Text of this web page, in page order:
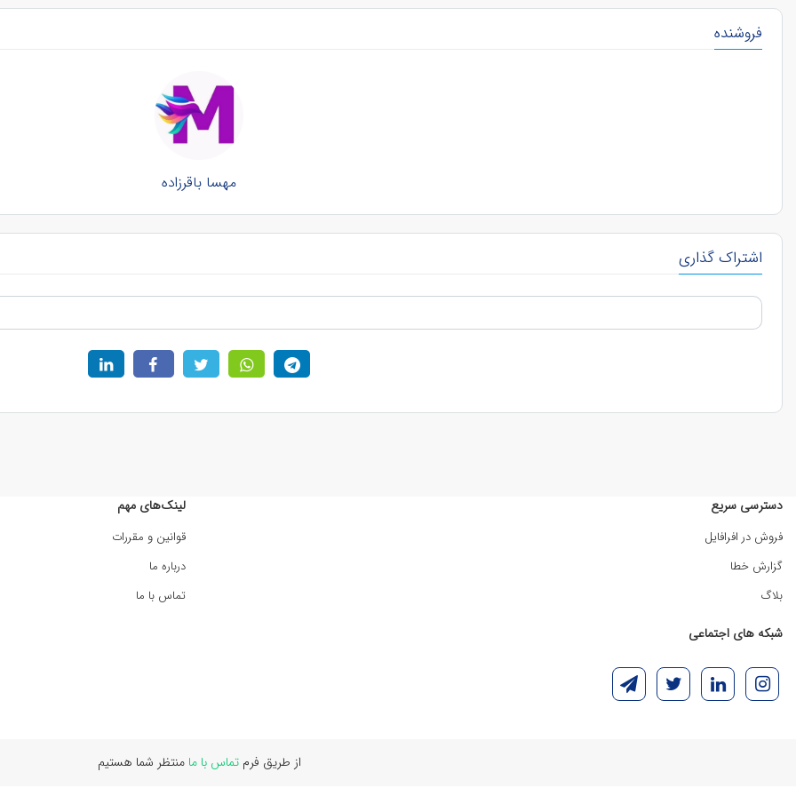
فروشنده
مهسا باقرزاده
اشتراک گذاری
دسترسی سریع
فروش در افرافایل
گزارش خطا
بلاگ
لینک‌های مهم
قوانین و مقررات
درباره ما
تماس با ما
شبکه های اجتماعی
از طریق فرمتماس با ما منتظر شما هستیم